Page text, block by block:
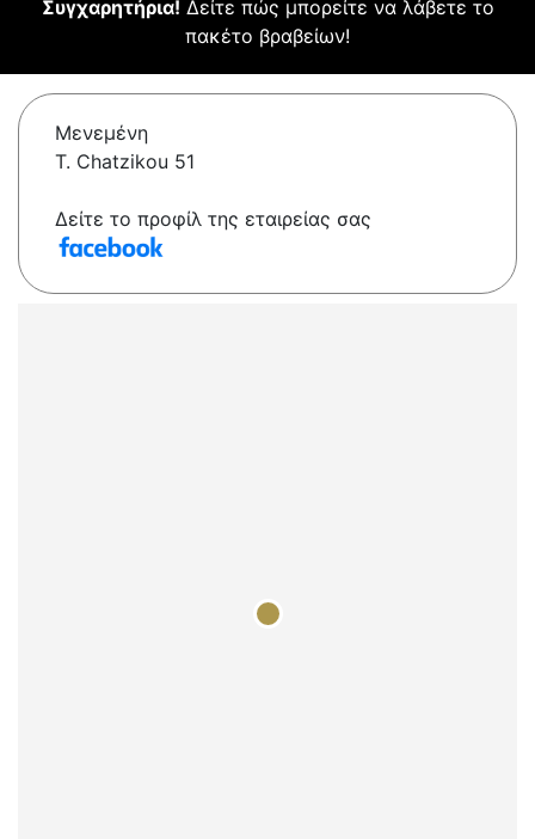
Συγχαρητήρια! Δείτε πώς μπορείτε να λάβετε το
πακέτο βραβείων!
Μενεμένη
T. Chatzikou 51
Δείτε το προφίλ της εταιρείας σας